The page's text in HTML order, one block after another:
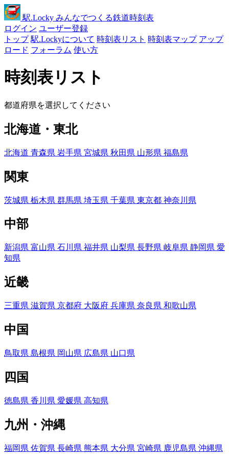
駅.Locky みんなでつくる鉄道時刻表
ログイン ユーザー登録
トップ 駅.Lockyについて 時刻表リスト 時刻表マップ アップ
ロード フォーラム 使い方
時刻表リスト
都道府県を選択してください
北海道・東北
北海道 青森県 岩手県 宮城県 秋田県 山形県 福島県
関東
茨城県 栃木県 群馬県 埼玉県 千葉県 東京都 神奈川県
中部
新潟県 富山県 石川県 福井県 山梨県 長野県 岐阜県 静岡県 愛
知県
近畿
三重県 滋賀県 京都府 大阪府 兵庫県 奈良県 和歌山県
中国
鳥取県 島根県 岡山県 広島県 山口県
四国
徳島県 香川県 愛媛県 高知県
九州・沖縄
福岡県 佐賀県 長崎県 熊本県 大分県 宮崎県 鹿児島県 沖縄県